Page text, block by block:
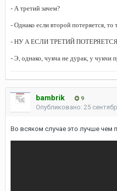
- А третий зачем?
- Однако если второй потеряется, то
- НУ А ЕСЛИ ТРЕТИЙ
- Э, однако, чукча не дурак, у чукчи
bambrik 9
Опубликовано: 25
Во всяком случае это лучше чем